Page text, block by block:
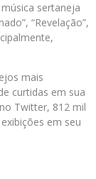
sertaneja
“Revelação”,
mais
curtidas em sua
Twitter, 812 mil
em seu